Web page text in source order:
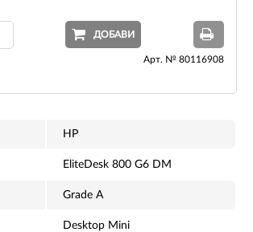
ДОБАВИ
Арт. № 80116908
HP
EliteDesk 800 G6 DM
Grade A
Desktop Mini